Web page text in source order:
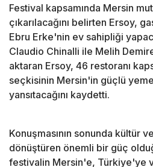
Festival kapsamında Mersin
çıkarılacağını belirten Ersoy,
Ebru Erke'nin ev sahipliği
Claudio Chinalli ile Melih
aktaran Ersoy, 46 restoranı
seçkisinin Mersin'in güçlü
yansıtacağını kaydetti.
Konuşmasının sonunda kültür
dönüştüren önemli bir güç
festivalin Mersin'e, Türkiye'ye